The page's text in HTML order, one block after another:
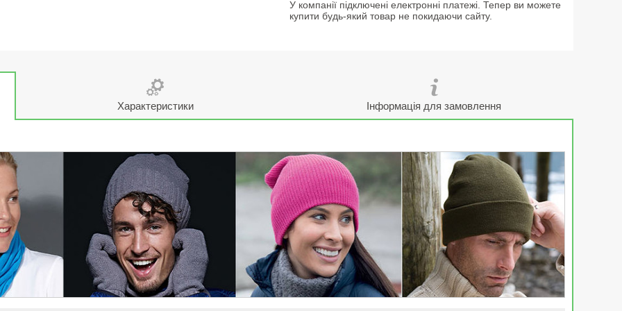
У компанії підключені електронні платежі. Тепер ви можете
купити будь-який товар не покидаючи сайту.
Характеристики Інформація для замовлення